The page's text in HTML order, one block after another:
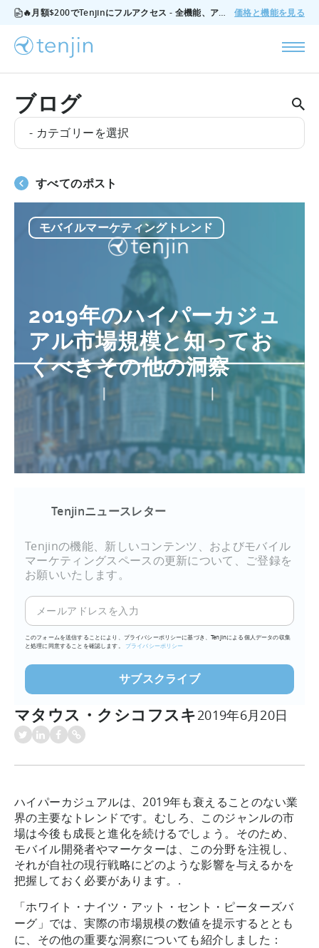
🔥月額$200でTenjinにフルアクセス - 全機能、アドオンなし、いつでもキャンセル可能。 価格と機能を見る
ブログ
- カテゴリーを選択
すべてのポスト
モバイルマーケティングトレンド
2019年のハイパーカジュ
アル市場規模と知ってお
くべきその他の洞察
Tenjinニュースレター
Tenjinの機能、新しいコンテンツ、およびモバイル
マーケティングスペースの更新について、ご登録を
お願いいたします。
このフォームを送信することにより、プライバシーポリシーに基づき、Tenjinによる個人データの収集
と処理に同意することを確認します。
プライバシーポリシー
マタウス・クシコフスキ2019年6月20日
ハイパーカジュアルは、2019年も衰えることのない業
界の主要なトレンドです。むしろ、このジャンルの市
場は今後も成長と進化を続けるでしょう。そのため、
モバイル開発者やマーケターは、この分野を注視し、
それが自社の現行戦略にどのような影響を与えるかを
把握しておく必要があります。.
「ホワイト・ナイツ・アット・セント・ピーターズバ
ーグ」では、実際の市場規模の数値を提示するととも
に、その他の重要な洞察についても紹介しました：